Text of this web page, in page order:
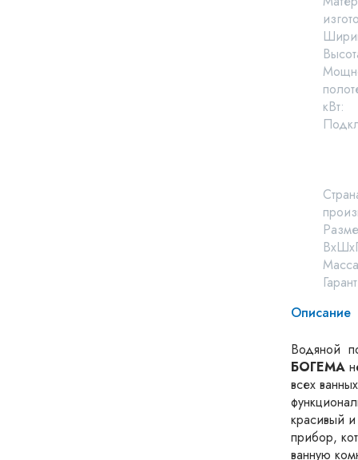
кВт:
Описание
Водяной
БОГЕМА
всех
красивый
прибор,
ванную